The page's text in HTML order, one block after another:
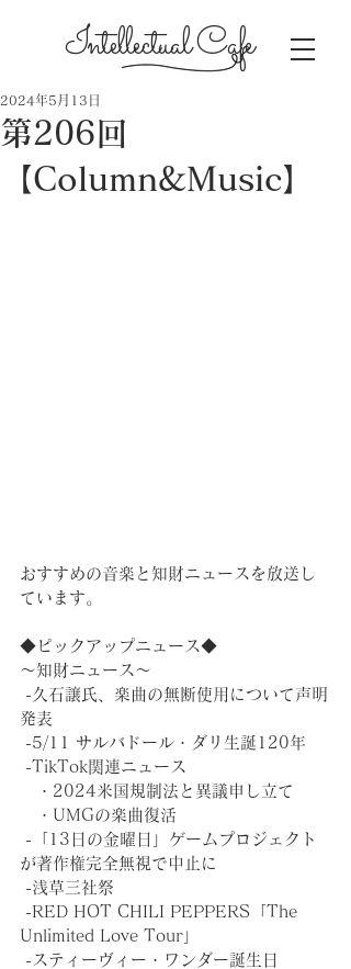
Intellectual Cafe
第206回
【Column&Music】
2024年5月13日
おすすめの音楽と知財ニュースを放送し
ています。
◆ピックアップニュース◆
～知財ニュース～
-久石譲氏、楽曲の無断使用について声明
発表
-5/11 サルバドール・ダリ生誕120年
-TikTok関連ニュース
・2024米国規制法と異議申し立て
・UMGの楽曲復活
-「13日の金曜日」ゲームプロジェクト
が著作権完全無視で中止に
-浅草三社祭
-RED HOT CHILI PEPPERS「The
Unlimited Love Tour」
-スティーヴィー・ワンダー誕生日